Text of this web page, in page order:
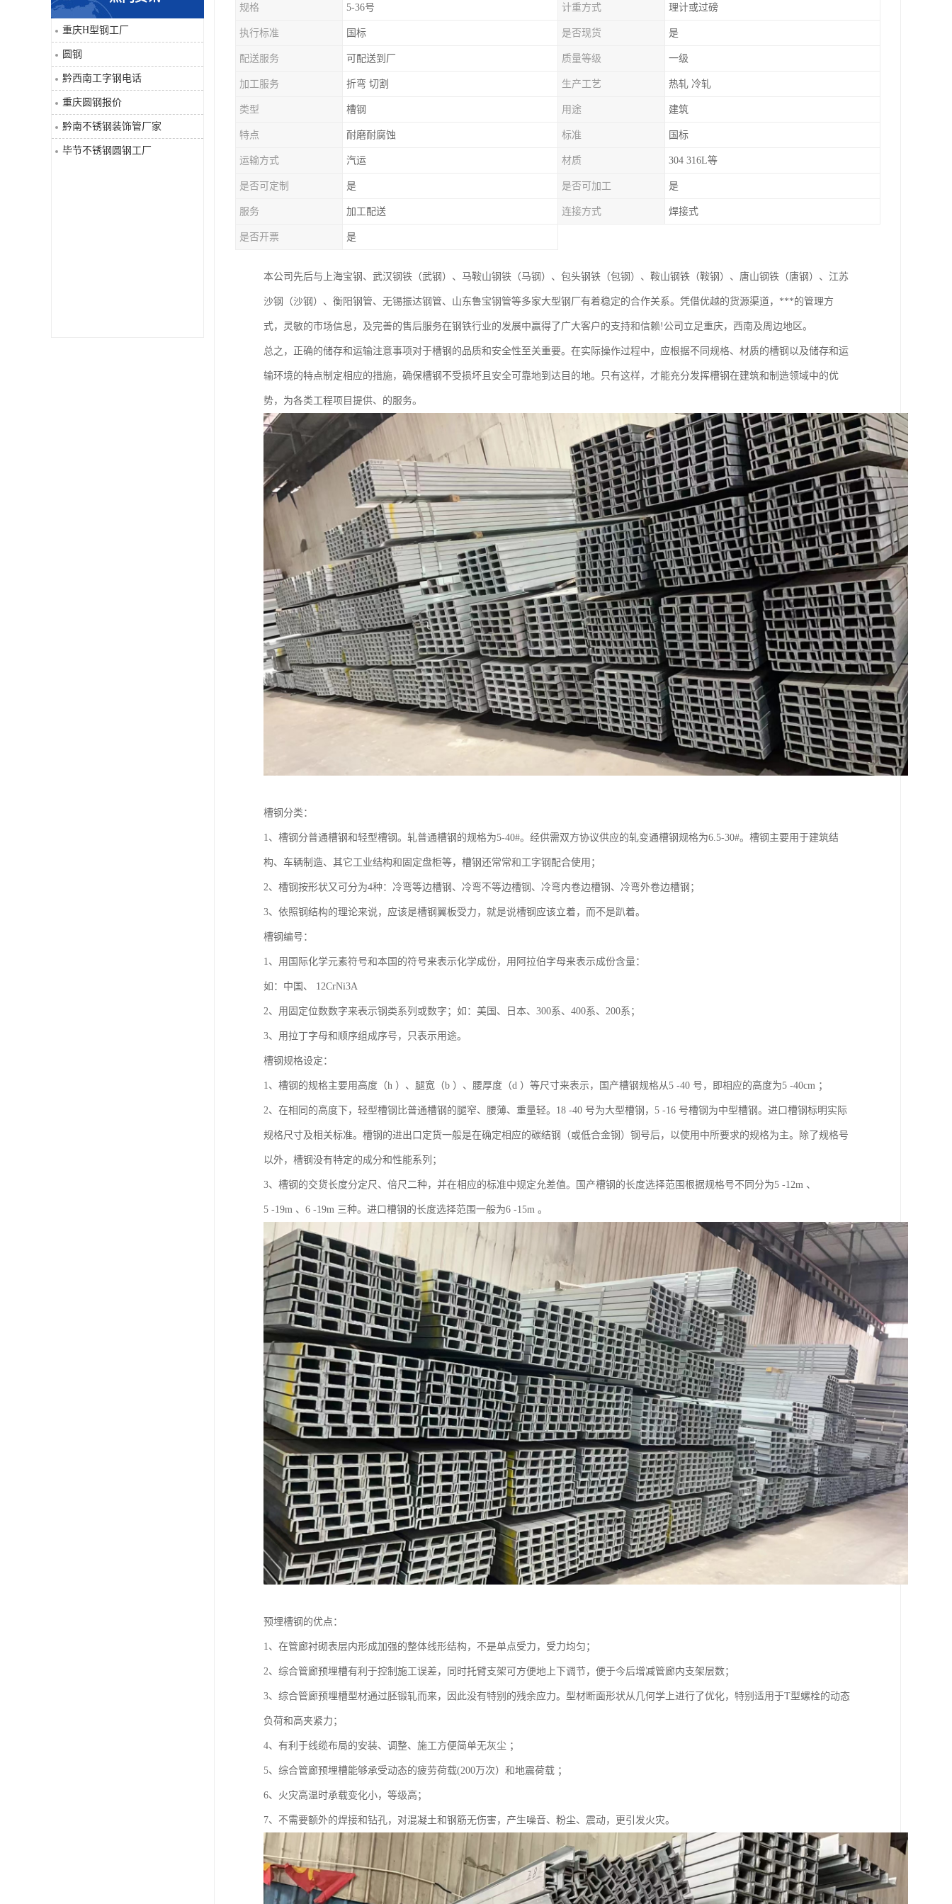
角钢
焊管
工字钢
H型钢
重庆H型钢工厂
圆钢
黔西南工字钢电话
重庆圆钢报价
黔南不锈钢装饰管厂家
毕节不锈钢圆钢工厂
规格 5-36号 计重方式 理计或过磅
执行标准 国标 是否现货 是
配送服务 可配送到厂 质量等级 一级
加工服务 折弯 切割 生产工艺 热轧 冷轧
类型 槽钢 用途 建筑
特点 耐磨耐腐蚀 标准 国标
运输方式 汽运 材质 304 316L等
是否可定制 是 是否可加工 是
服务 加工配送 连接方式 焊接式
是否开票 是
本公司先后与上海宝钢、武汉钢铁（武钢）、马鞍山钢铁（马钢）、包头钢铁（包钢）、鞍山钢铁（鞍钢）、唐山钢铁（唐钢）、江苏
沙钢（沙钢）、衡阳钢管、无锡振达钢管、山东鲁宝钢管等多家大型钢厂有着稳定的合作关系。凭借优越的货源渠道，***的管理方
式，灵敏的市场信息，及完善的售后服务在钢铁行业的发展中赢得了广大客户的支持和信赖!公司立足重庆，西南及周边地区。
总之，正确的储存和运输注意事项对于槽钢的品质和安全性至关重要。在实际操作过程中，应根据不同规格、材质的槽钢以及储存和运
输环境的特点制定相应的措施，确保槽钢不受损坏且安全可靠地到达目的地。只有这样，才能充分发挥槽钢在建筑和制造领域中的优
势，为各类工程项目提供、的服务。
槽钢分类：
1、槽钢分普通槽钢和轻型槽钢。轧普通槽钢的规格为5-40#。经供需双方协议供应的轧变通槽钢规格为6.5-30#。槽钢主要用于建筑结
构、车辆制造、其它工业结构和固定盘柜等，槽钢还常常和工字钢配合使用；
2、槽钢按形状又可分为4种：冷弯等边槽钢、冷弯不等边槽钢、冷弯内卷边槽钢、冷弯外卷边槽钢；
3、依照钢结构的理论来说，应该是槽钢翼板受力，就是说槽钢应该立着，而不是趴着。
槽钢编号：
1、用国际化学元素符号和本国的符号来表示化学成份，用阿拉伯字母来表示成份含量：
如：中国、 12CrNi3A
2、用固定位数数字来表示钢类系列或数字；如：美国、日本、300系、400系、200系；
3、用拉丁字母和顺序组成序号，只表示用途。
槽钢规格设定：
1、槽钢的规格主要用高度（h ）、腿宽（b ）、腰厚度（d ）等尺寸来表示，国产槽钢规格从5 -40 号，即相应的高度为5 -40cm ；
2、在相同的高度下，轻型槽钢比普通槽钢的腿窄、腰薄、重量轻。18 -40 号为大型槽钢，5 -16 号槽钢为中型槽钢。进口槽钢标明实际
规格尺寸及相关标准。槽钢的进出口定货一般是在确定相应的碳结钢（或低合金钢）钢号后，以使用中所要求的规格为主。除了规格号
以外，槽钢没有特定的成分和性能系列；
3、槽钢的交货长度分定尺、倍尺二种，并在相应的标准中规定允差值。国产槽钢的长度选择范围根据规格号不同分为5 -12m 、
5 -19m 、6 -19m 三种。进口槽钢的长度选择范围一般为6 -15m 。
预埋槽钢的优点：
1、在管廊衬砌表层内形成加强的整体线形结构，不是单点受力，受力均匀；
2、综合管廊预埋槽有利于控制施工误差，同时托臂支架可方便地上下调节，便于今后增减管廊内支架层数；
3、综合管廊预埋槽型材通过胚锻轧而来，因此没有特别的残余应力。型材断面形状从几何学上进行了优化，特别适用于T型螺栓的动态
负荷和高夹紧力；
4、有利于线缆布局的安装、调整、施工方便简单无灰尘 ；
5、综合管廊预埋槽能够承受动态的疲劳荷载(200万次）和地震荷载 ；
6、火灾高温时承载变化小，等级高；
7、不需要额外的焊接和钻孔，对混凝土和钢筋无伤害，产生噪音、粉尘、震动，更引发火灾。